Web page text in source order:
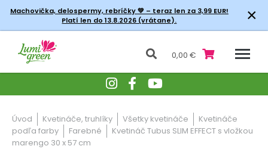
Machovička, delospermy, rebríčky💚 – teraz len za 3,99 EUR!
Platí len do 13.8.2026 (vrátane).
×
0,00 €
Úvod Kvetináče, truhlíky Všetky kvetináče
Kvetináče
podľa farby
Farebné
Kvetináč Tubus SLIM EFFECT s vložkou
marengo 30 x 57 cm